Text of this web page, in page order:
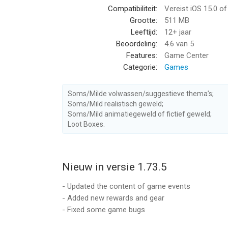
• Multiplayer, PVP.
We are not the only survivors, but only the
squad to dominate your enemies in arena's
running the show in the open confrontation!
• Story-driven campaign.
hundreds of battles with hordes of zombies
Set in a post-apocalyptic environment, spiced
graphics, this rpg game will leave no one
Brought to you by MY.GAMES
--
Compatibiliteit:
Vereist iOS 15.0
Grootte:
511 MB
Leeftijd:
12+ jaar
Beoordeling:
4.6 van 5
Features:
Game Center
Categorie:
Games
Soms/Milde volwassen/suggestieve thema’s;
Soms/Mild realistisch geweld;
Soms/Mild animatiegeweld of fictief geweld;
Loot Boxes.
Nieuw in versie 1.73.5
- Updated the content of game events
- Added new rewards and gear
- Fixed some game bugs